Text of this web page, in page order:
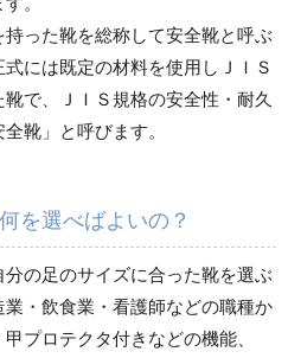
一般作業安全靴・スニ
ーカー型
バンドタイプ
つま先保護性能なし
った靴を総称して安全靴と呼ぶ
には既定の材料を使用しＪＩＳ
で、ＪＩＳ規格の安全性・耐久
靴」と呼びます。
を選べばよいの？
の足のサイズに合った靴を選ぶ
業・飲食業・看護師などの職種か
プロテクタ付きなどの機能、